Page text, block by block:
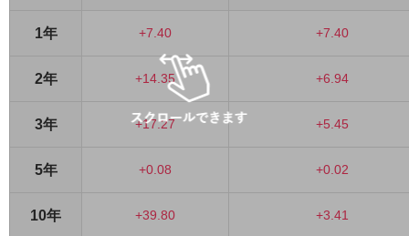
1年 +7.40 +7.40
2年 +14.35 +6.94
3年 +17.27 +5.45
5年 +0.08 +0.02
10年 +39.80 +3.41